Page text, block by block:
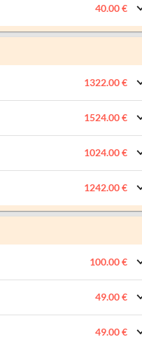
40.00 €
1322.00 €
1524.00 €
1024.00 €
1242.00 €
100.00 €
49.00 €
49.00 €